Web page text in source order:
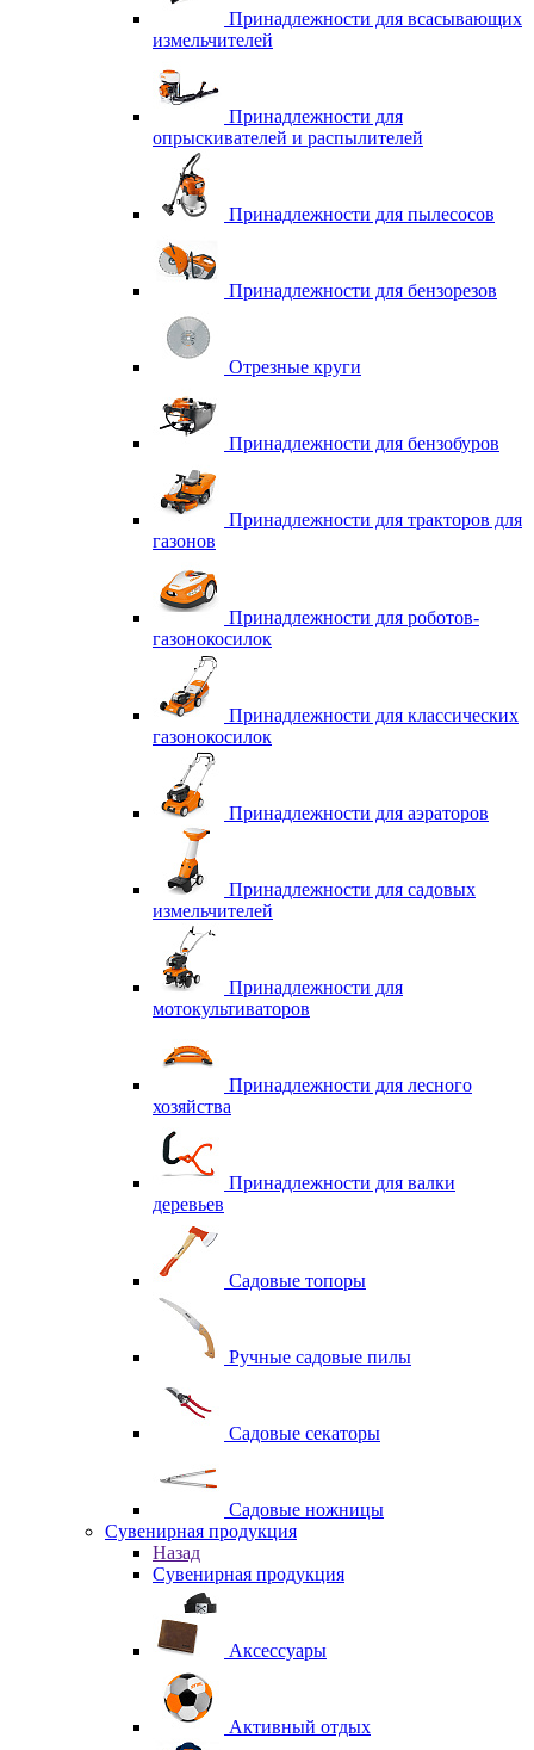
Принадлежности для всасывающих
измельчителей
Принадлежности для
опрыскивателей и распылителей
Принадлежности для пылесосов
Принадлежности для бензорезов
Отрезные круги
Принадлежности для бензобуров
Принадлежности для тракторов для
газонов
Принадлежности для роботов-
газонокосилок
Принадлежности для классических
газонокосилок
Принадлежности для аэраторов
Принадлежности для садовых
измельчителей
Принадлежности для
мотокультиваторов
Принадлежности для лесного
хозяйства
Принадлежности для валки
деревьев
Садовые топоры
Ручные садовые пилы
Садовые секаторы
Садовые ножницы
Сувенирная продукция
Назад
Сувенирная продукция
Аксессуары
Активный отдых